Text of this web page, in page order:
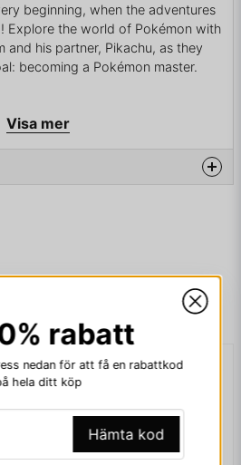
beginning, when the adventures
Explore the world of Pokémon with
and his partner, Pikachu, as they
becoming a Pokémon master.
Visa mer
produkten...
rabatt
nedan för att få en rabattkod
hela ditt köp
Hämta kod